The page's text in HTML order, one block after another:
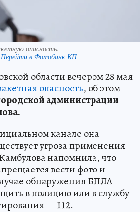
опасность.
Перейти в Фотобанк КП
области вечером 28 мая
опасность, об этом
администрации
канале она
угроза применения
напомнила, что
вести фото и
обнаружения БПЛА
в полицию или в службу
— 112.